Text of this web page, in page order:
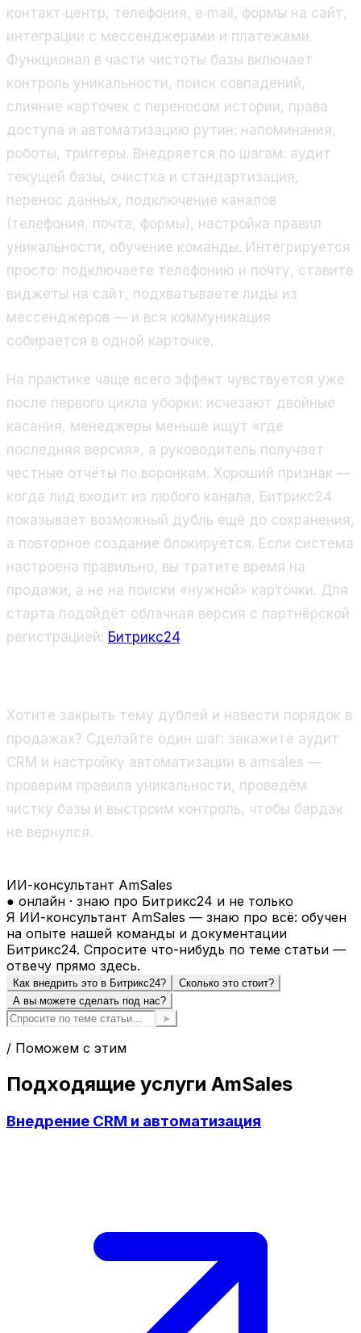
контакт‑центр, телефония, e‑mail, формы на сайт,
интеграции с мессенджерами и платежами.
Функционал в части чистоты базы включает
контроль уникальности, поиск совпадений,
слияние карточек с переносом истории, права
доступа и автоматизацию рутин: напоминания,
роботы, триггеры. Внедряется по шагам: аудит
текущей базы, очистка и стандартизация,
перенос данных, подключение каналов
(телефония, почта, формы), настройка правил
уникальности, обучение команды. Интегрируется
просто: подключаете телефонию и почту, ставите
виджеты на сайт, подхватываете лиды из
мессенджеров — и вся коммуникация
собирается в одной карточке.
На практике чаще всего эффект чувствуется уже
после первого цикла уборки: исчезают двойные
касания, менеджеры меньше ищут «где
последняя версия», а руководитель получает
честные отчёты по воронкам. Хороший признак —
когда лид входит из любого канала, Битрикс24
показывает возможный дубль ещё до сохранения,
а повторное создание блокируется. Если система
настроена правильно, вы тратите время на
продажи, а не на поиски «нужной» карточки. Для
старта подойдёт облачная версия с партнёрской
регистрацией: Битрикс24.
Хотите закрыть тему дублей и навести порядок в
продажах? Сделайте один шаг: закажите аудит
CRM и настройку автоматизации в amsales —
проверим правила уникальности, проведём
чистку базы и выстроим контроль, чтобы бардак
не вернулся.
ИИ-консультант AmSales
● онлайн · знаю про Битрикс24 и не только
Я ИИ-консультант AmSales — знаю про всё: обучен
на опыте нашей команды и документации
Битрикс24. Спросите что-нибудь по теме статьи —
отвечу прямо здесь.
Как внедрить это в Битрикс24?
Сколько это стоит?
А вы можете сделать под нас?
➤
/ Поможем с этим
Подходящие услуги AmSales
Внедрение CRM и автоматизация